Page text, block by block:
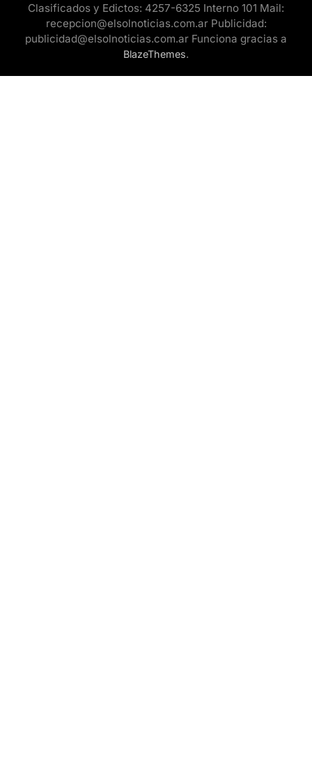
Clasificados y Edictos: 4257-6325 Interno 101 Mail:
recepcion@elsolnoticias.com.ar Publicidad:
publicidad@elsolnoticias.com.ar Funciona gracias a
BlazeThemes.